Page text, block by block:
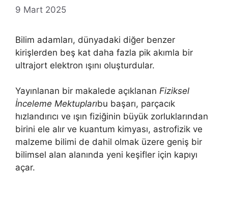
9 Mart 2025
Bilim adamları, dünyadaki diğer benzer
kirişlerden beş kat daha fazla pik akımla bir
ultrajort elektron ışını oluşturdular.
Yayınlanan bir makalede açıklanan Fiziksel
İnceleme Mektuplarıbu başarı, parçacık
hızlandırıcı ve ışın fiziğinin büyük zorluklarından
birini ele alır ve kuantum kimyası, astrofizik ve
malzeme bilimi de dahil olmak üzere geniş bir
bilimsel alan alanında yeni keşifler için kapıyı
açar.